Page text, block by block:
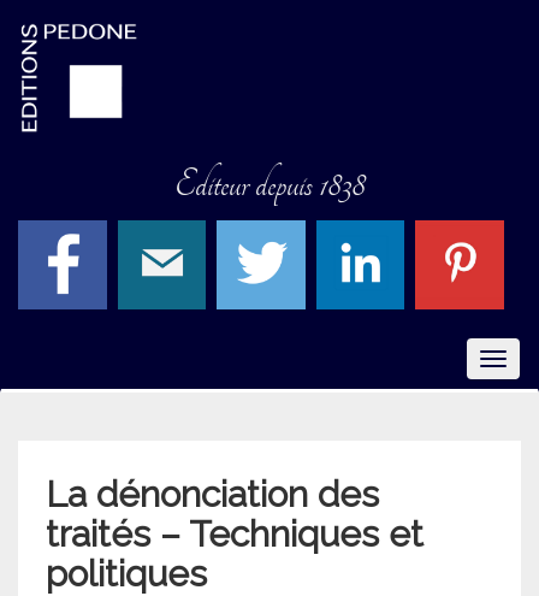
Editeur depuis 1838
Menu
La dénonciation des
traités – Techniques et
politiques